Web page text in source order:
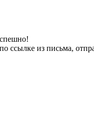
ссылке из письма,